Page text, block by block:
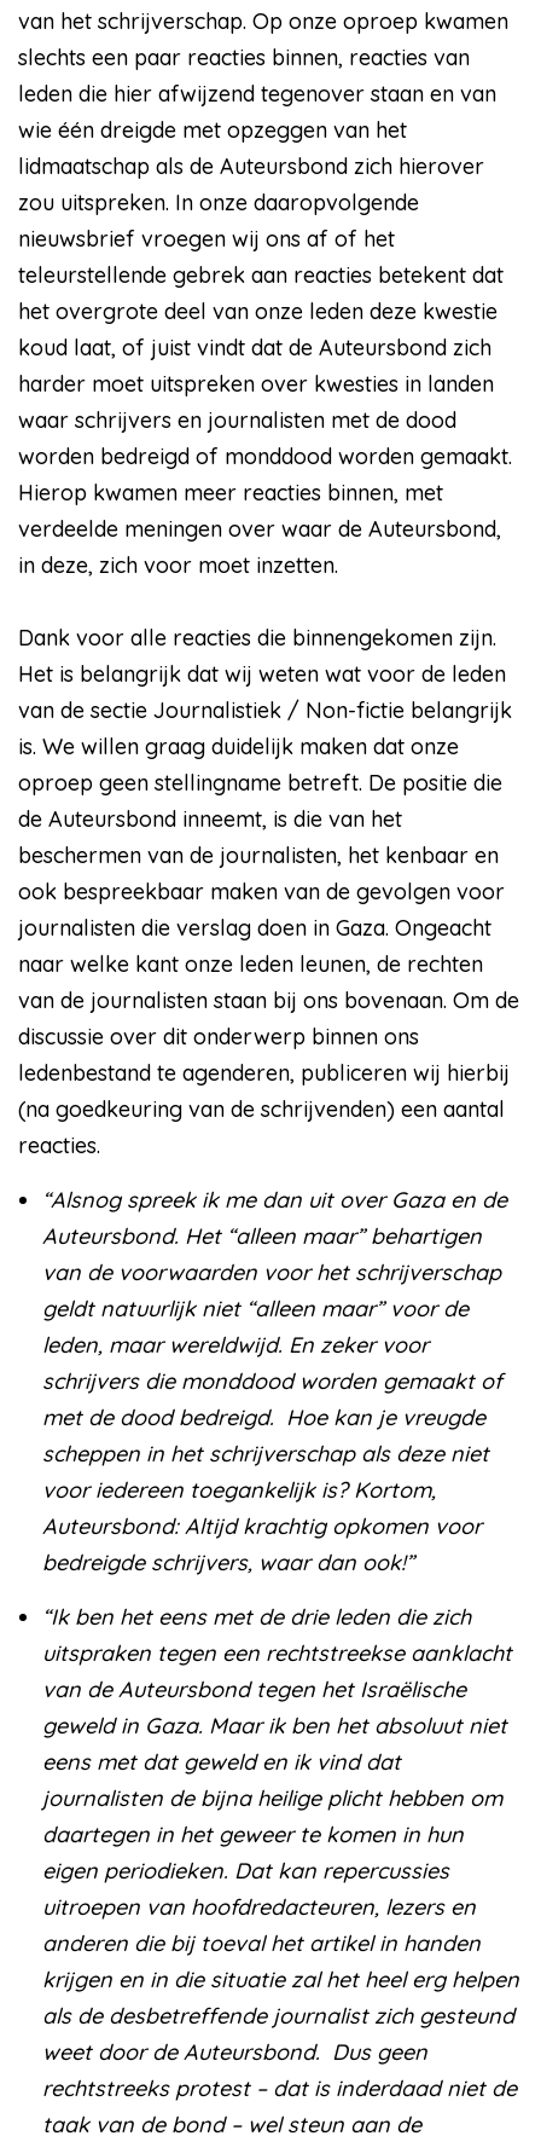
van het schrijverschap. Op onze oproep kwamen
slechts een paar reacties binnen, reacties van
leden die hier afwijzend tegenover staan en van
wie één dreigde met opzeggen van het
lidmaatschap als de Auteursbond zich hierover
zou uitspreken. In onze daaropvolgende
nieuwsbrief vroegen wij ons af of het
teleurstellende gebrek aan reacties betekent dat
het overgrote deel van onze leden deze kwestie
koud laat, of juist vindt dat de Auteursbond zich
harder moet uitspreken over kwesties in landen
waar schrijvers en journalisten met de dood
worden bedreigd of monddood worden gemaakt.
Hierop kwamen meer reacties binnen, met
verdeelde meningen over waar de Auteursbond,
in deze, zich voor moet inzetten.
Dank voor alle reacties die binnengekomen zijn.
Het is belangrijk dat wij weten wat voor de leden
van de sectie Journalistiek / Non-fictie belangrijk
is. We willen graag duidelijk maken dat onze
oproep geen stellingname betreft. De positie die
de Auteursbond inneemt, is die van het
beschermen van de journalisten, het kenbaar en
ook bespreekbaar maken van de gevolgen voor
journalisten die verslag doen in Gaza. Ongeacht
naar welke kant onze leden leunen, de rechten
van de journalisten staan bij ons bovenaan. Om de
discussie over dit onderwerp binnen ons
ledenbestand te agenderen, publiceren wij hierbij
(na goedkeuring van de schrijvenden) een aantal
reacties.
“Alsnog spreek ik me dan uit over Gaza en de
Auteursbond. Het “alleen maar” behartigen
van de voorwaarden voor het schrijverschap
geldt natuurlijk niet “alleen maar” voor de
leden, maar wereldwijd. En zeker voor
schrijvers die monddood worden gemaakt of
met de dood bedreigd. Hoe kan je vreugde
scheppen in het schrijverschap als deze niet
voor iedereen toegankelijk is? Kortom,
Auteursbond: Altijd krachtig opkomen voor
bedreigde schrijvers, waar dan ook!”
“Ik ben het eens met de drie leden die zich
uitspraken tegen een rechtstreekse aanklacht
van de Auteursbond tegen het Israëlische
geweld in Gaza. Maar ik ben het absoluut niet
eens met dat geweld en ik vind dat
journalisten de bijna heilige plicht hebben om
daartegen in het geweer te komen in hun
eigen periodieken. Dat kan repercussies
uitroepen van hoofdredacteuren, lezers en
anderen die bij toeval het artikel in handen
krijgen en in die situatie zal het heel erg helpen
als de desbetreffende journalist zich gesteund
weet door de Auteursbond. Dus geen
rechtstreeks protest – dat is inderdaad niet de
taak van de bond – wel steun aan de